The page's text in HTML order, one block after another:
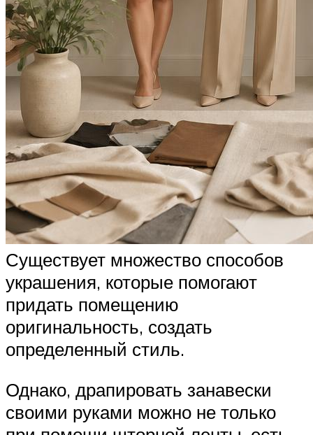
Существует множество способов
украшения, которые помогают
придать помещению
оригинальность, создать
определенный стиль.
Однако, драпировать занавески
своими руками можно не только